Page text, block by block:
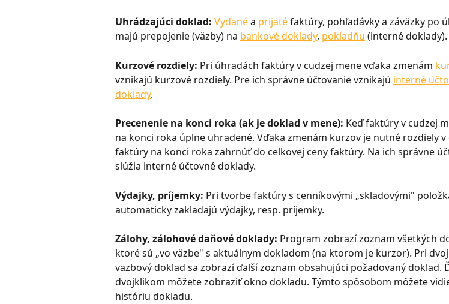
Uhrádzajúci doklad: Vydané a prijaté faktúry, pohľadávky a záväzky po
majú prepojenie (väzby) na bankové doklady, pokladňu (interné doklady).
Kurzové rozdiely: Pri úhradách faktúry v cudzej mene vďaka zmenám
vznikajú kurzové rozdiely. Pre ich správne účtovanie vznikajú interné
doklady.
Precenenie na konci roka (ak je doklad v mene): Keď faktúry v cudzej
na konci roka úplne uhradené. Vďaka zmenám kurzov je nutné rozdiely v
faktúry na konci roka zahrnúť do celkovej ceny faktúry. Na ich správne
slúžia interné účtovné doklady.
Výdajky, príjemky: Pri tvorbe faktúry s cenníkovými „skladovými"
automaticky zakladajú výdajky, resp. príjemky.
Zálohy, zálohové daňové doklady: Program zobrazí zoznam všetkých
ktoré sú „vo väzbe" s aktuálnym dokladom (na ktorom je kurzor). Pri
väzbový doklad sa zobrazí ďalší zoznam obsahujúci požadovaný doklad.
dvojklikom môžete zobraziť okno dokladu. Týmto spôsobom môžete
históriu dokladu.